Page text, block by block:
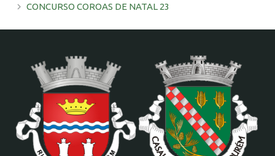
CONCURSO COROAS DE NATAL 23